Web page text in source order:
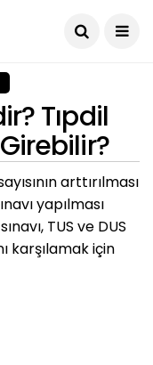
Tıpdil
arttırılması
yapılması
TUS ve DUS
karşılamak için